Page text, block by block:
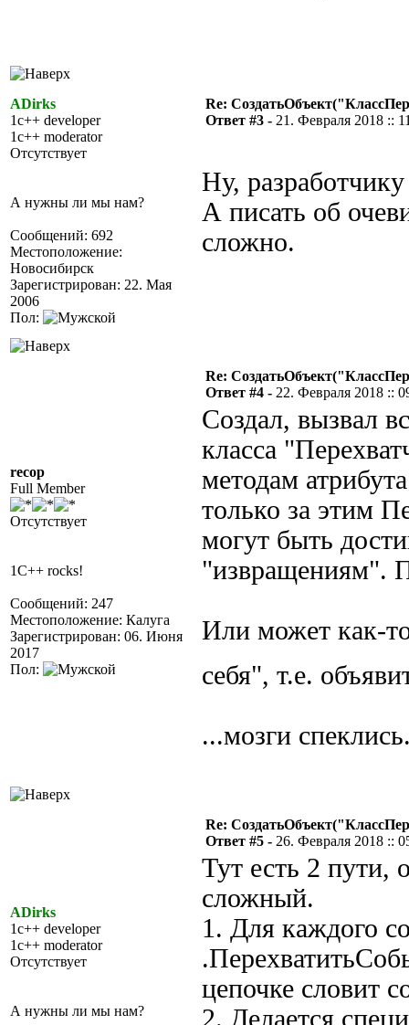
ADirks
1c++ developer
1c++ moderator
Отсутствует
А нужны ли мы нам?
Сообщений: 692
Местоположение:
Новосибирск
Зарегистрирован: 22. Мая
2006
Пол:
Re:
Ответ #3 - 21. Февраля 2018 ::
Ну,
А писать об
сложно.
recop
Full Member
Отсутствует
1C++ rocks!
Сообщений: 247
Местоположение: Калуга
Зарегистрирован: 06. Июня
2017
Пол:
Re:
Ответ #4 - 22. Февраля 2018 ::
Создал, вызвал
класса
методам
только за этим
могут быть
"извращениям".
Или может как-
себя", т.е.
...мозги
ADirks
1c++ developer
1c++ moderator
Отсутствует
А нужны ли мы нам?
Re:
Ответ #5 - 26. Февраля 2018 ::
Тут есть 2 пути,
сложный.
1. Для каждого
цепочке словит
2. Делается